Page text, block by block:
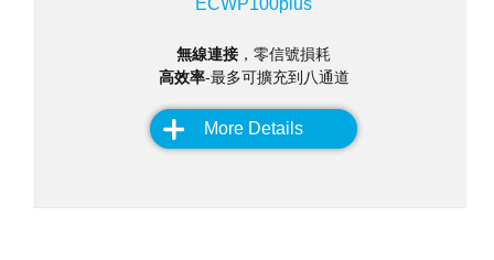
ECWP100plus
無線連接 ，零信號損耗
高效率-最多可擴充到八通道
More Details